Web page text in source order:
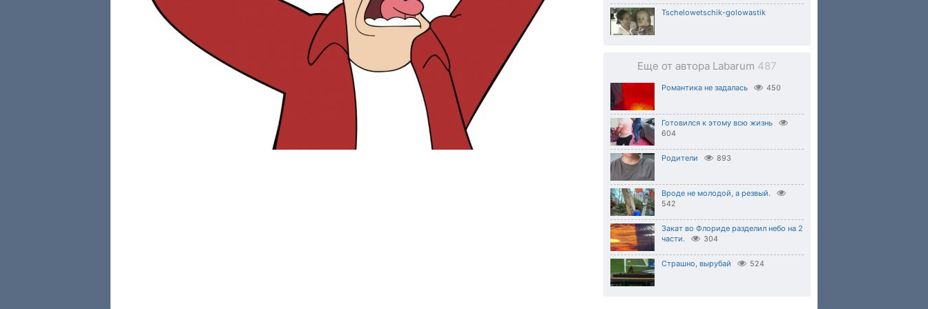
Tschelowetschik-golowastik
Еще от автора Labarum 487
Романтика не задалась 450
Готовился к этому всю жизнь
604
Родители 893
Вроде не молодой, а резвый.
542
Закат во Флориде разделил небо на 2
части.
304
Страшно, вырубай 524